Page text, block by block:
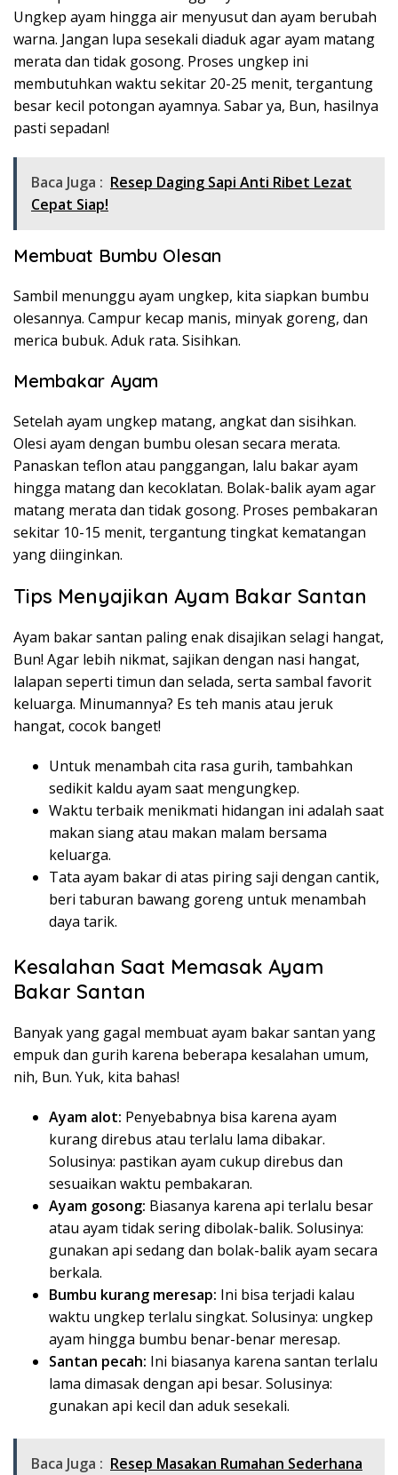
Ungkep ayam hingga air menyusut dan ayam berubah
warna. Jangan lupa sesekali diaduk agar ayam matang
merata dan tidak gosong. Proses ungkep ini
membutuhkan waktu sekitar 20-25 menit, tergantung
besar kecil potongan ayamnya. Sabar ya, Bun, hasilnya
pasti sepadan!
Baca Juga : Resep Daging Sapi Anti Ribet Lezat
Cepat Siap!
Membuat Bumbu Olesan
Sambil menunggu ayam ungkep, kita siapkan bumbu
olesannya. Campur kecap manis, minyak goreng, dan
merica bubuk. Aduk rata. Sisihkan.
Membakar Ayam
Setelah ayam ungkep matang, angkat dan sisihkan.
Olesi ayam dengan bumbu olesan secara merata.
Panaskan teflon atau panggangan, lalu bakar ayam
hingga matang dan kecoklatan. Bolak-balik ayam agar
matang merata dan tidak gosong. Proses pembakaran
sekitar 10-15 menit, tergantung tingkat kematangan
yang diinginkan.
Tips Menyajikan Ayam Bakar Santan
Ayam bakar santan paling enak disajikan selagi hangat,
Bun! Agar lebih nikmat, sajikan dengan nasi hangat,
lalapan seperti timun dan selada, serta sambal favorit
keluarga. Minumannya? Es teh manis atau jeruk
hangat, cocok banget!
Untuk menambah cita rasa gurih, tambahkan
sedikit kaldu ayam saat mengungkep.
Waktu terbaik menikmati hidangan ini adalah saat
makan siang atau makan malam bersama
keluarga.
Tata ayam bakar di atas piring saji dengan cantik,
beri taburan bawang goreng untuk menambah
daya tarik.
Kesalahan Saat Memasak Ayam
Bakar Santan
Banyak yang gagal membuat ayam bakar santan yang
empuk dan gurih karena beberapa kesalahan umum,
nih, Bun. Yuk, kita bahas!
Ayam alot: Penyebabnya bisa karena ayam
kurang direbus atau terlalu lama dibakar.
Solusinya: pastikan ayam cukup direbus dan
sesuaikan waktu pembakaran.
Ayam gosong: Biasanya karena api terlalu besar
atau ayam tidak sering dibolak-balik. Solusinya:
gunakan api sedang dan bolak-balik ayam secara
berkala.
Bumbu kurang meresap: Ini bisa terjadi kalau
waktu ungkep terlalu singkat. Solusinya: ungkep
ayam hingga bumbu benar-benar meresap.
Santan pecah: Ini biasanya karena santan terlalu
lama dimasak dengan api besar. Solusinya:
gunakan api kecil dan aduk sesekali.
Baca Juga : Resep Masakan Rumahan Sederhana